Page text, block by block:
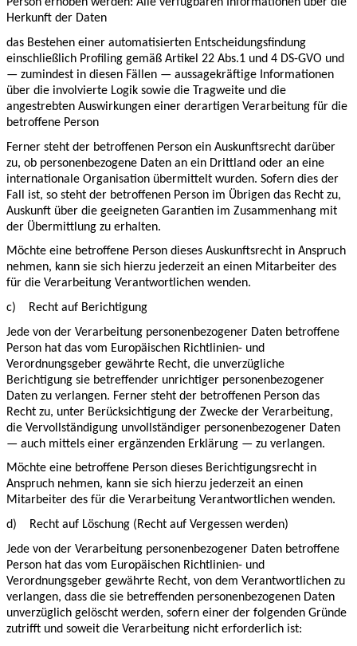
Person erhoben werden: Alle verfügbaren Informationen über die
Herkunft der Daten
das Bestehen einer automatisierten Entscheidungsfindung
einschließlich Profiling gemäß Artikel 22 Abs.1 und 4 DS-GVO und
— zumindest in diesen Fällen — aussagekräftige Informationen
über die involvierte Logik sowie die Tragweite und die
angestrebten Auswirkungen einer derartigen Verarbeitung für die
betroffene Person
Ferner steht der betroffenen Person ein Auskunftsrecht darüber
zu, ob personenbezogene Daten an ein Drittland oder an eine
internationale Organisation übermittelt wurden. Sofern dies der
Fall ist, so steht der betroffenen Person im Übrigen das Recht zu,
Auskunft über die geeigneten Garantien im Zusammenhang mit
der Übermittlung zu erhalten.
Möchte eine betroffene Person dieses Auskunftsrecht in Anspruch
nehmen, kann sie sich hierzu jederzeit an einen Mitarbeiter des
für die Verarbeitung Verantwortlichen wenden.
c)
Recht auf Berichtigung
Jede von der Verarbeitung personenbezogener Daten betroffene
Person hat das vom Europäischen Richtlinien- und
Verordnungsgeber gewährte Recht, die unverzügliche
Berichtigung sie betreffender unrichtiger personenbezogener
Daten zu verlangen. Ferner steht der betroffenen Person das
Recht zu, unter Berücksichtigung der Zwecke der Verarbeitung,
die Vervollständigung unvollständiger personenbezogener Daten
— auch mittels einer ergänzenden Erklärung — zu verlangen.
Möchte eine betroffene Person dieses Berichtigungsrecht in
Anspruch nehmen, kann sie sich hierzu jederzeit an einen
Mitarbeiter des für die Verarbeitung Verantwortlichen wenden.
d)
Recht auf Löschung (Recht auf Vergessen werden)
Jede von der Verarbeitung personenbezogener Daten betroffene
Person hat das vom Europäischen Richtlinien- und
Verordnungsgeber gewährte Recht, von dem Verantwortlichen zu
verlangen, dass die sie betreffenden personenbezogenen Daten
unverzüglich gelöscht werden, sofern einer der folgenden Gründe
zutrifft und soweit die Verarbeitung nicht erforderlich ist: